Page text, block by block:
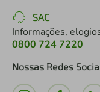
SAC
Informações,
0800 724 7220
Nossas Redes